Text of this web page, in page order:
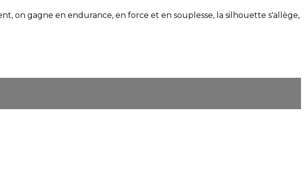
on gagne en endurance, en force et en souplesse, la silhouette s'allège,